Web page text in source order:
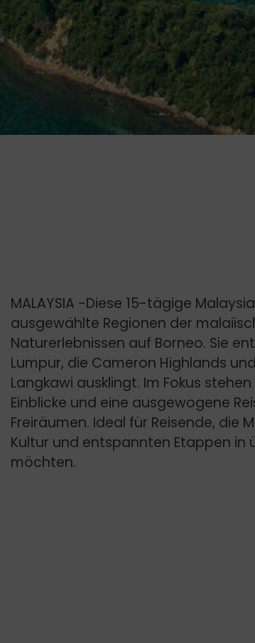
MALAYSIA -Diese 15-tägige
ausgewählte Regionen der
Naturerlebnissen auf Borneo. Sie
Lumpur, die Cameron Highlands
Langkawi ausklingt. Im Fokus
Einblicke und eine ausgewogene
Freiräumen. Ideal für Reisende, die
Kultur und entspannten Etappen in
möchten.